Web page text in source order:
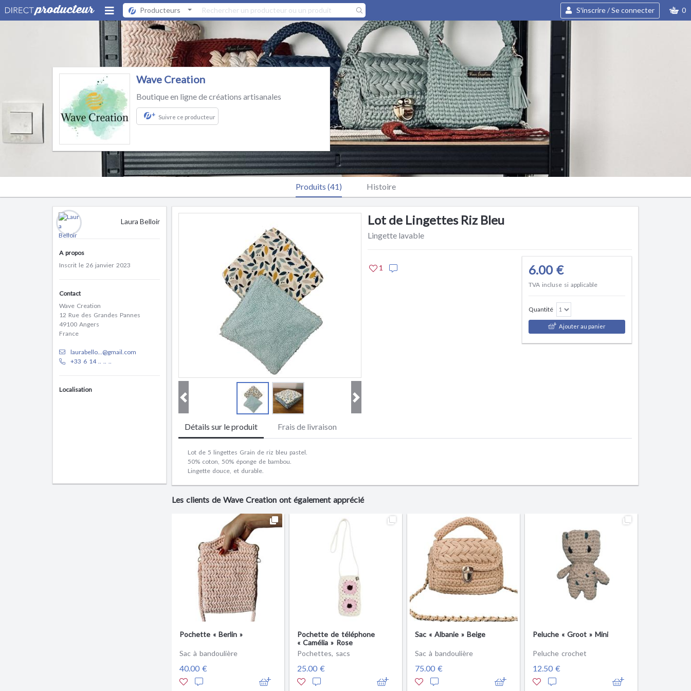
Producteurs S'inscrire / Se connecter 0
Wave Creation
Boutique en ligne de créations artisanales
+ Suivre ce producteur
Produits (41) Histoire
Laura Belloir
A propos
Inscrit le 26 janvier 2023
Contact
Wave Creation
12 Rue des Grandes Pannes
49100 Angers
France
laurabello...@gmail.com
+33 6 14 .. .. ..
Localisation
Lot de Lingettes Riz Bleu
Lingette lavable
1 6.00 €
TVA incluse si applicable
Quantité
Ajouter au panier
Détails sur le produit Frais de livraison
Lot de 5 lingettes Grain de riz bleu pastel.
50% coton, 50% éponge de bambou.
Lingette douce, et durable.
Les clients de Wave Creation ont également apprécié
Pochette « Berlin »
Sac à bandoulière
40.00 €
Pochette de téléphone
« Camélia » Rose
Pochettes, sacs
25.00 €
Sac « Albanie » Beige
Sac à bandoulière
75.00 €
Peluche « Groot » Mini
Peluche crochet
12.50 €